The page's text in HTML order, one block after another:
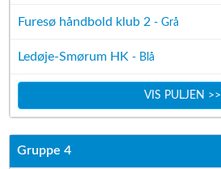
Furesø håndbold klub 2 - Grå
Ledøje-Smørum HK - Blå
VIS PULJEN >>
Gruppe 4